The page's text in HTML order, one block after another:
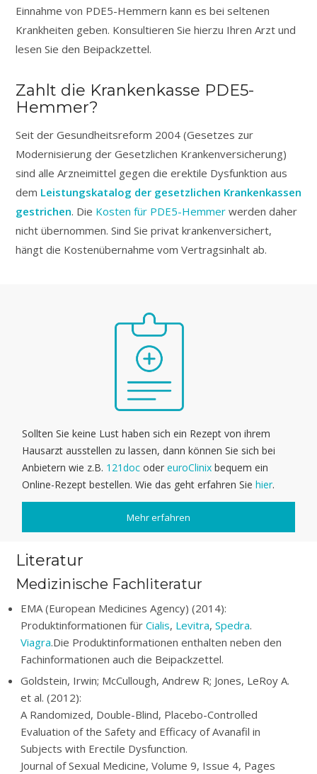
Einnahme von PDE5-Hemmern kann es bei seltenen
Krankheiten geben. Konsultieren Sie hierzu Ihren Arzt und
lesen Sie den Beipackzettel.
Zahlt die Krankenkasse PDE5-
Hemmer?
Seit der Gesundheitsreform 2004 (Gesetzes zur
Modernisierung der Gesetzlichen Krankenversicherung)
sind alle Arzneimittel gegen die erektile Dysfunktion aus
dem Leistungskatalog der gesetzlichen Krankenkassen
gestrichen. Die Kosten für PDE5-Hemmer werden daher
nicht übernommen. Sind Sie privat krankenversichert,
hängt die Kostenübernahme vom Vertragsinhalt ab.
Sollten Sie keine Lust haben sich ein Rezept von ihrem
Hausarzt ausstellen zu lassen, dann können Sie sich bei
Anbietern wie z.B. 121doc odereuroClinix bequem ein
Online-Rezept bestellen. Wie das geht erfahren Siehier.
Mehr erfahren
Literatur
Medizinische Fachliteratur
EMA (European Medicines Agency) (2014):
Produktinformationen für Cialis, Levitra, Spedra.
Viagra.Die Produktinformationen enthalten neben den
Fachinformationen auch die Beipackzettel.
Goldstein, Irwin; McCullough, Andrew R; Jones, LeRoy A.
et al. (2012):
A Randomized, Double-Blind, Placebo-Controlled
Evaluation of the Safety and Efficacy of Avanafil in
Subjects with Erectile Dysfunction.
Journal of Sexual Medicine, Volume 9, Issue 4, Pages